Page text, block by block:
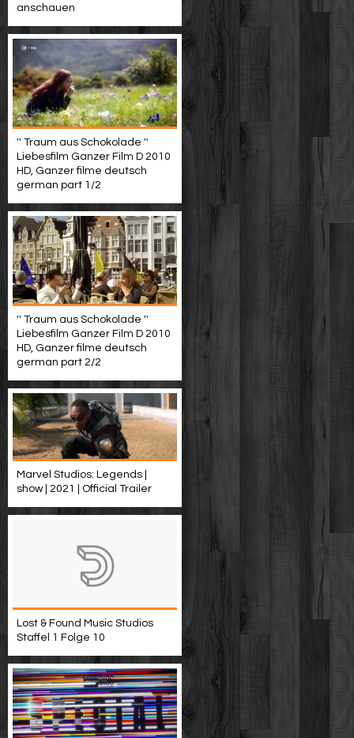
anschauen
'' Traum aus Schokolade ''
Liebesfilm Ganzer Film D 2010
HD, Ganzer filme deutsch
german part 1/2
'' Traum aus Schokolade ''
Liebesfilm Ganzer Film D 2010
HD, Ganzer filme deutsch
german part 2/2
Marvel Studios: Legends |
show | 2021 | Official Trailer
Lost & Found Music Studios
Staffel 1 Folge 10